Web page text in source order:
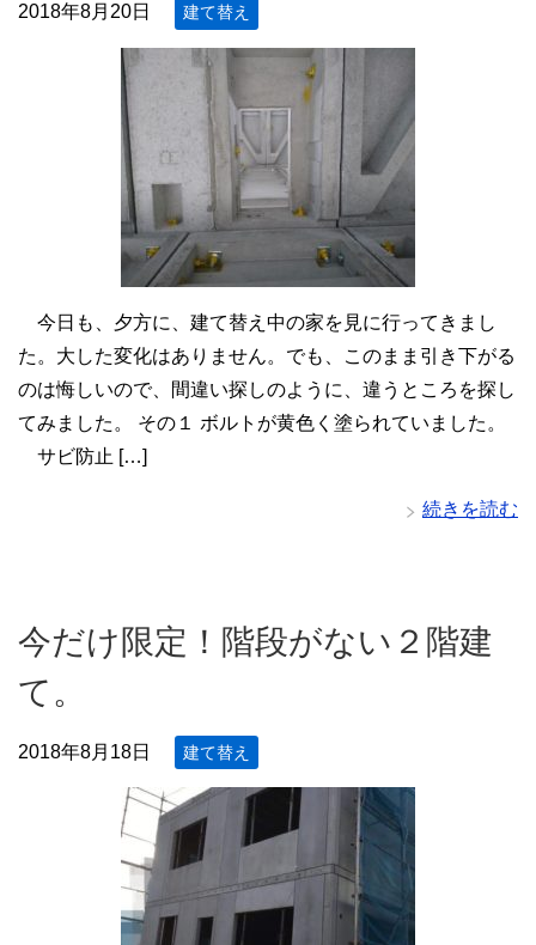
2018年8月20日 建て替え
今日も、夕方に、建て替え中の家を見に行ってきまし
た。大した変化はありません。でも、このまま引き下がる
のは悔しいので、間違い探しのように、違うところを探し
てみました。 その１ ボルトが黄色く塗られていました。
サビ防止 […]
続きを読む
今だけ限定！階段がない２階建
て。
2018年8月18日 建て替え